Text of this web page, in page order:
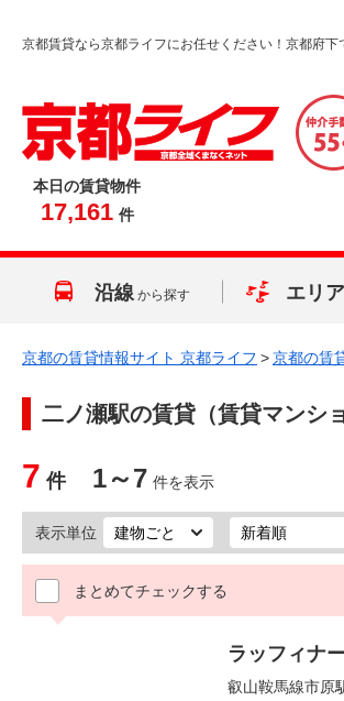
京都賃貸なら京都ライフにお任せください！京都府
本日の賃貸物件
17,161 件
沿線 から探す エリア
京都の賃貸情報サイト 京都ライフ >京都の賃
二ノ瀬駅の賃貸（賃貸マンシ
7 件 1～7 件を表示
表示単位
まとめてチェックする
ラッフィナ
叡山鞍馬線市